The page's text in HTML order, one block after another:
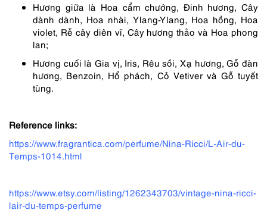
Hương giữa là Hoa cẩm chướng, Đinh hương, Cây
dành dành, Hoa nhài, Ylang-Ylang, Hoa hồng, Hoa
violet, Rễ cây diên vĩ, Cây hương thảo và Hoa phong
lan;
Hương cuối là Gia vị, Iris, Rêu sồi, Xạ hương, Gỗ đàn
hương, Benzoin, Hổ phách, Cỏ Vetiver và Gỗ tuyết
tùng.
Reference links:
https://www.fragrantica.com/perfume/Nina-Ricci/L-Air-du-
Temps-1014.html
https://www.etsy.com/listing/1262343703/vintage-nina-ricci-
lair-du-temps-perfume